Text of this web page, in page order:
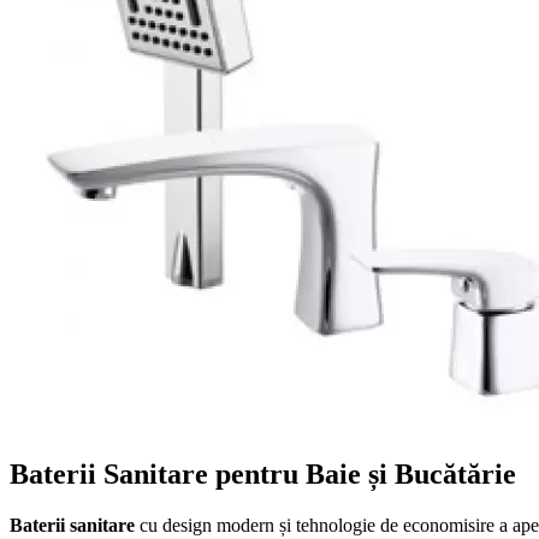
Baterii Sanitare pentru Baie și Bucătărie
Baterii sanitare cu design modern și tehnologie de economisire a